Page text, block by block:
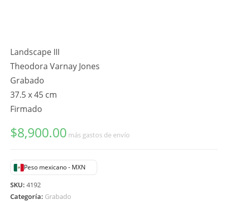
Landscape III
Theodora Varnay Jones
Grabado
37.5 x 45 cm
Firmado
$8,900.00 más gastos de envío
Peso mexicano - MXN
SKU: 4192
Categoría: Grabado